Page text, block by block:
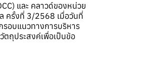
และ คลาวด์ของหน่วย
ครั้งที่ 3/2568 เมื่อวันที่
อบแนวทางการบริหาร
ตถุประสงค์เพื่อเป็นข้อ